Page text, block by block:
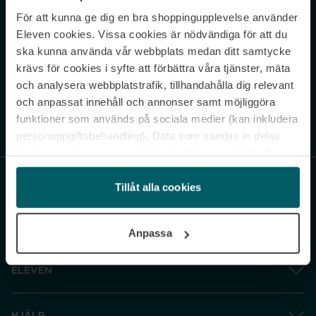
För att kunna ge dig en bra shoppingupplevelse använder
Eleven cookies. Vissa cookies är nödvändiga för att du
ska kunna använda vår webbplats medan ditt samtycke
krävs för cookies i syfte att förbättra våra tjänster, mäta
och analysera webbplatstrafik, tillhandahålla dig relevant
och anpassat innehåll och annonser samt möjliggöra
funktioner som används på sociala medier (kan inkludera
personuppgiftsbehandling). Data som samlas in delas
och gå vidare” accepterar du samtliga cookies medan du
under ”Inställningar” kan anpassa användningen av
cookies. Du kan återkalla ditt samtycke när som helst.
Tillåt alla cookies
Anpassa
Never miss a beat.
Sign up to our newsletter.
Genom att prenumerera accepterar du vår Integritetspolicy. Avprenumerera
ELEVEN